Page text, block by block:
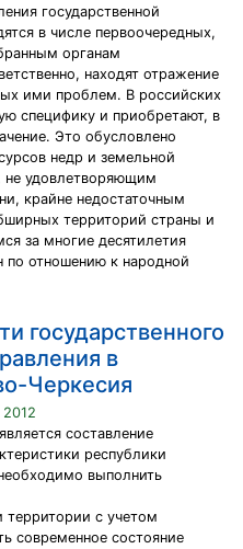
государственной
в числе первоочередных,
органам
находят отражение
ими проблем. В российских
специфику и приобретают, в
Это обусловлено
недр и земельной
удовлетворяющим
крайне недостаточным
территорий страны и
за многие десятилетия
отношению к народной
государственного
в
Черкесия
составление
республики
выполнить
территории с учетом
современное состояние